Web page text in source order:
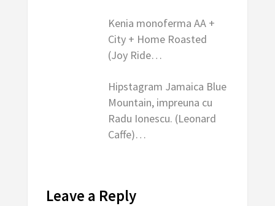
Kenia monoferma AA +
City + Home Roasted
(Joy Ride…
Hipstagram Jamaica Blue
Mountain, impreuna cu
Radu Ionescu. (Leonard
Caffe)…
Leave a Reply